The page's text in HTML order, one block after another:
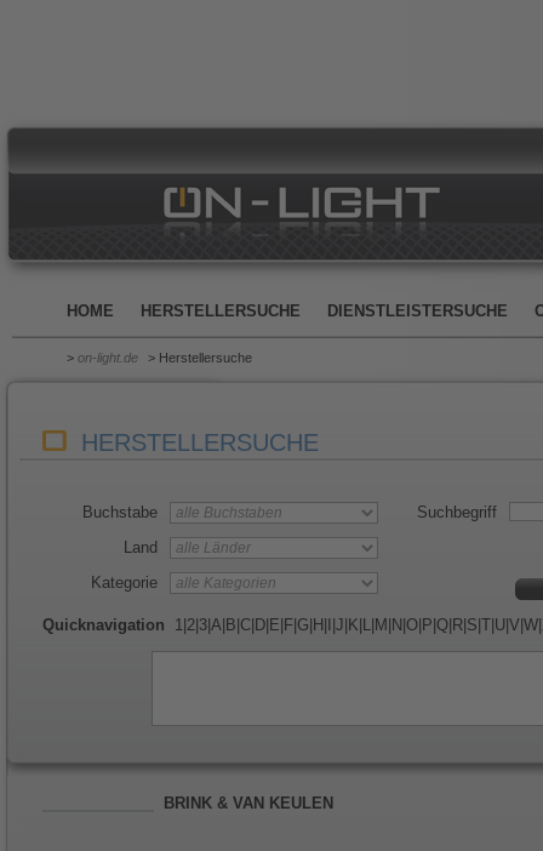
HOME HERSTELLERSUCHE DIENSTLEISTERSUCHE
> on-light.de > Herstellersuche
HERSTELLERSUCHE
Buchstabe
Land
Kategorie
Suchbegriff
Quicknavigation 1 2 3 A B C D E F G H J K L M N O P Q R S T U V W
BRINK & VAN KEULEN